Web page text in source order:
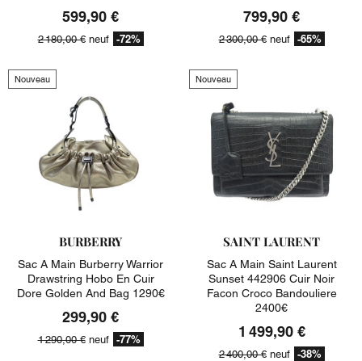
599,90 €
2 180,00 €neuf -72%
799,90 €
2 300,00 €neuf -65%
Nouveau
BURBERRY
Sac A Main Burberry Warrior
Drawstring Hobo En Cuir
Dore Golden And Bag 1290€
299,90 €
1 290,00 €neuf -77%
Nouveau
SAINT LAURENT
Sac A Main Saint Laurent
Sunset 442906 Cuir Noir
Facon Croco Bandouliere
2400€
1 499,90 €
2 400,00 €neuf -38%